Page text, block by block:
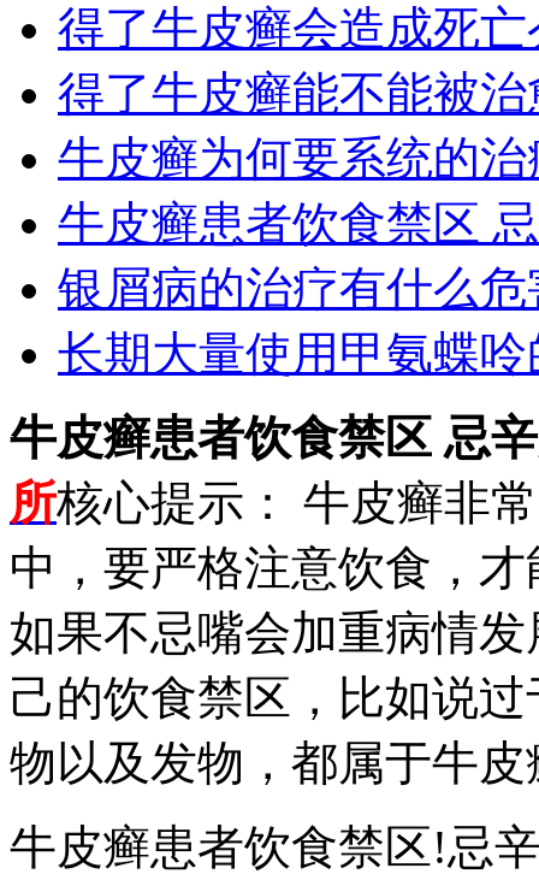
得了牛皮癣会造成死亡
得了牛皮癣能不能被
牛皮癣为何要系统的治
牛皮癣患者饮食禁区
银屑病的治疗有什么危
长期大量使用甲氨蝶
牛皮癣患者饮食禁区 忌
所核心提示： 牛皮癣非
中，要严格注意饮食，
如果不忌嘴会加重病情
己的饮食禁区，比如说
物以及发物，都属于牛
牛皮癣患者饮食禁区!忌